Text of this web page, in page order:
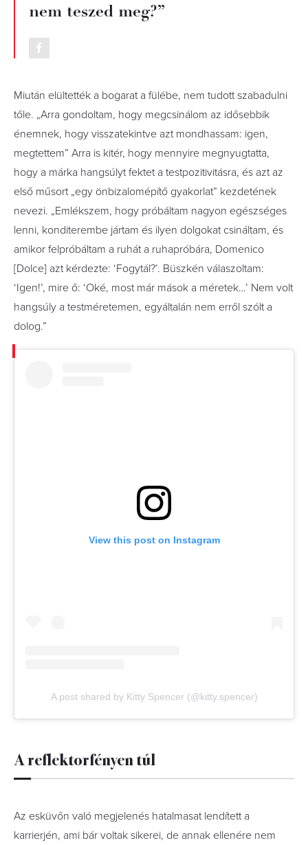
nem teszed meg?”
Miután elültették a bogarat a fülébe, nem tudott szabadulni
tőle. „Arra gondoltam, hogy megcsinálom az idősebbik
énemnek, hogy visszatekintve azt mondhassam: igen,
megtettem” Arra is kitér, hogy mennyire megnyugtatta,
hogy a márka hangsúlyt fektet a testpozitivitásra, és azt az
első műsort „egy önbizalomépítő gyakorlat” kezdetének
nevezi. „Emlékszem, hogy próbáltam nagyon egészséges
lenni, konditerembe jártam és ilyen dolgokat csináltam, és
amikor felpróbáltam a ruhát a ruhapróbára, Domenico
[Dolce] azt kérdezte: ‘Fogytál?’. Büszkén válaszoltam:
‘Igen!’, mire ő: ‘Oké, most már mások a méretek…’ Nem volt
hangsúly a testméretemen, egyáltalán nem erről szólt a
dolog.”
View this post on Instagram
A post shared by Kitty Spencer (@kitty.spencer)
A reflektorfényen túl
Az esküvőn való megjelenés hatalmasat lendített a
karrierjén, ami bár voltak sikerei, de annak ellenére nem